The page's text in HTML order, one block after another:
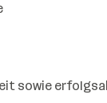
sowie